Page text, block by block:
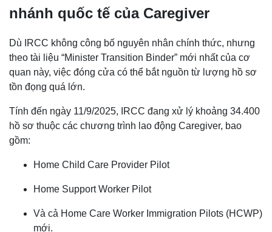
nhánh quốc tế của Caregiver
Dù IRCC không công bố nguyên nhân chính thức, nhưng
theo tài liệu “Minister Transition Binder” mới nhất của cơ
quan này, việc đóng cửa có thể bắt nguồn từ lượng hồ sơ
tồn đọng quá lớn.
Tính đến ngày 11/9/2025, IRCC đang xử lý khoảng 34.400
hồ sơ thuộc các chương trình lao động Caregiver, bao
gồm:
Home Child Care Provider Pilot
Home Support Worker Pilot
Và cả Home Care Worker Immigration Pilots (HCWP)
mới.